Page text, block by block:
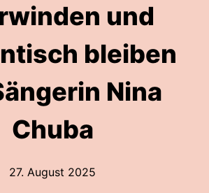
und
bleiben
Nina
Chuba
27. August 2025